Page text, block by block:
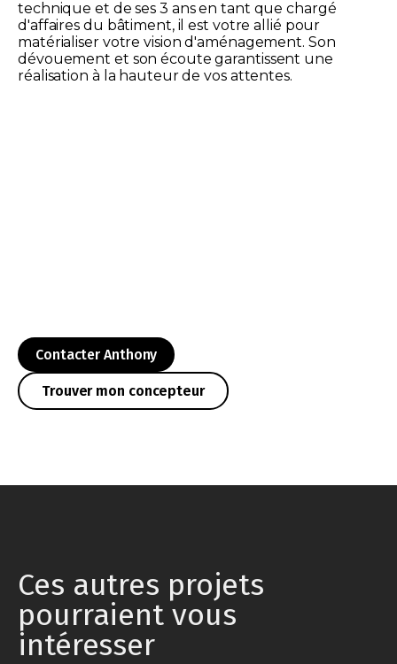
technique et de ses 3 ans en tant que chargé
d'affaires du bâtiment, il est votre allié pour
matérialiser votre vision d'aménagement. Son
dévouement et son écoute garantissent une
réalisation à la hauteur de vos attentes.
Contacter Anthony
Trouver mon concepteur
Ces autres projets
pourraient vous
intéresser